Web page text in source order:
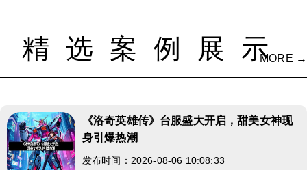
精选案例展示MORE →
《洛奇英雄传》台服盛大开启，甜美女神现
身引爆热潮
发布时间：2026-08-06 10:08:33